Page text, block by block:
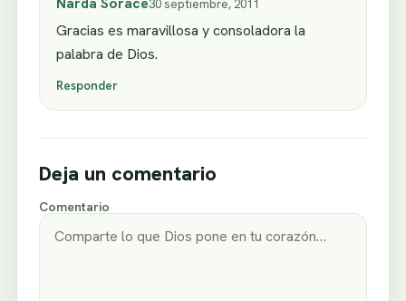
30 septiembre, 2011
Gracias es maravillosa y consoladora la
palabra de Dios.
Responder
Deja un comentario
Comentario